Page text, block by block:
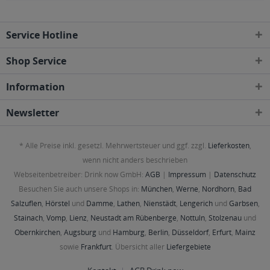
Service Hotline
Shop Service
Information
Newsletter
* Alle Preise inkl. gesetzl. Mehrwertsteuer und ggf. zzgl. Lieferkosten,
wenn nicht anders beschrieben
Webseitenbetreiber: Drink now GmbH: AGB | Impressum | Datenschutz
Besuchen Sie auch unsere Shops in: München, Werne, Nordhorn, Bad
Salzuflen, Hörstel und Damme, Lathen, Nienstädt, Lengerichund Garbsen,
Stainach, Vomp, Lienz, Neustadt am Rübenberge, Nottuln, Stolzenau und
Obernkirchen, Augsburg und Hamburg, Berlin, Düsseldorf, Erfurt, Mainz
sowie Frankfurt. Übersicht aller Liefergebiete